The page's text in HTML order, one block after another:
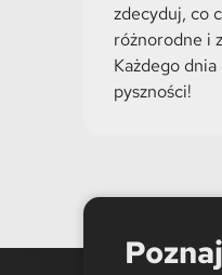
zdecyduj, co
różnorodne i
Każdego dnia
pyszności!